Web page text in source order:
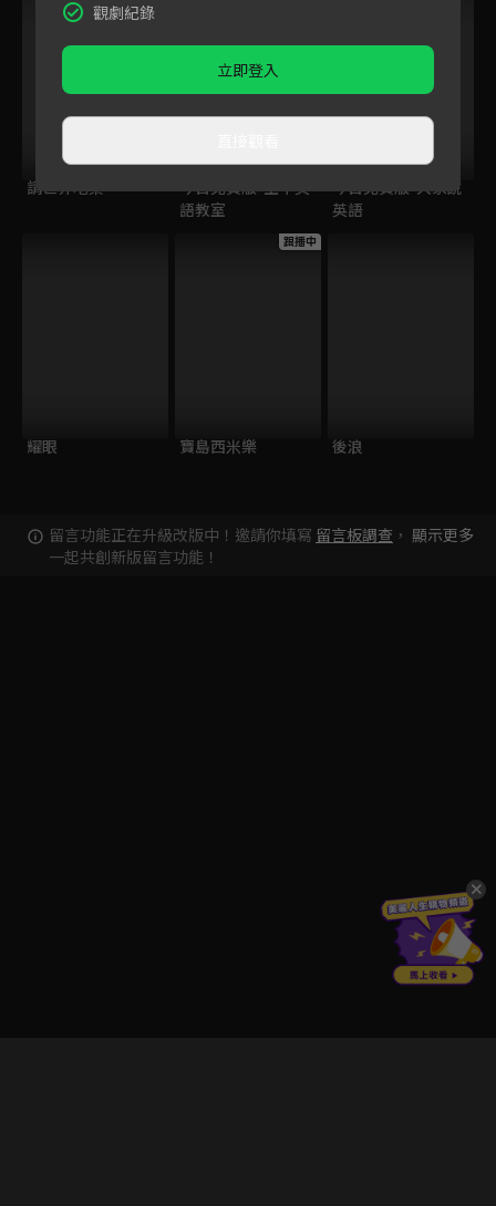
請世界吃桌
今日免費版-空中英
語教室
今日免費版-大家說
英語
耀眼
跟播中
寶島西米樂 後浪
留言功能正在升級改版中！邀請你填寫 留言板調查 ，
一起共創新版留言功能！
顯示更多
觀劇紀錄
立即登入